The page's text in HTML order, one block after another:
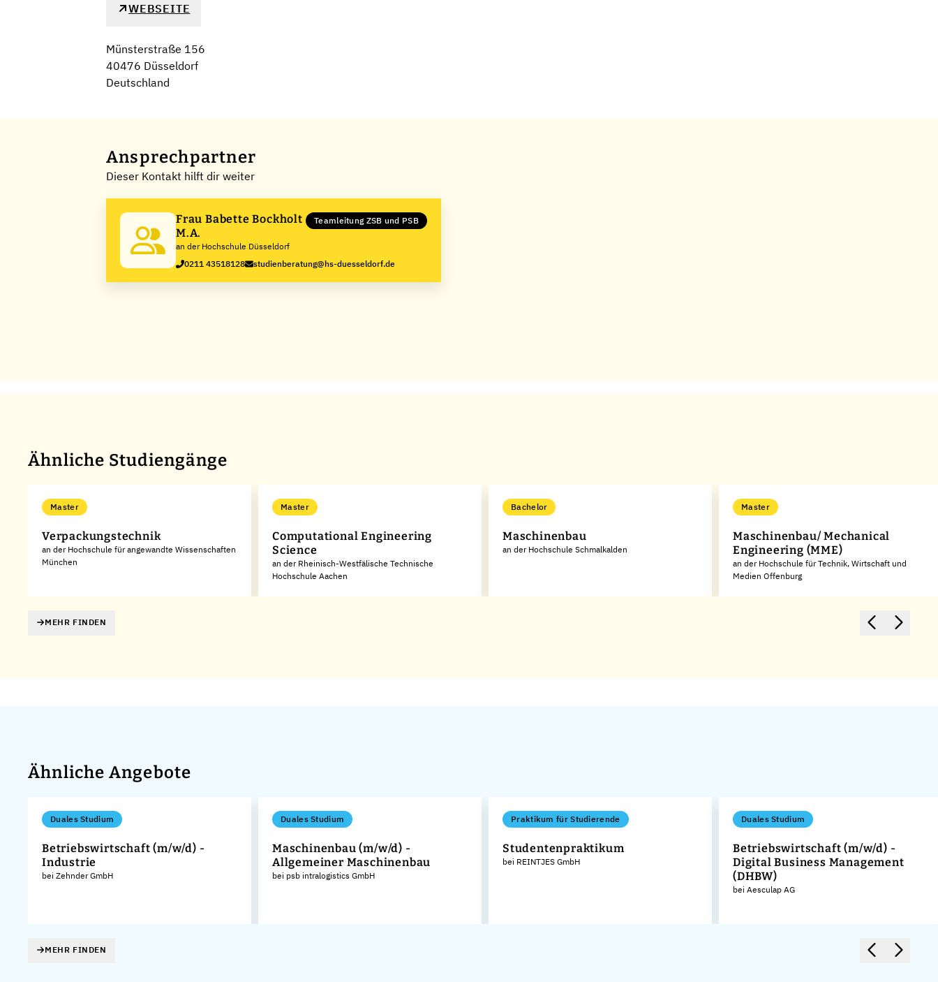
WEBSEITE
Münsterstraße 156
40476 Düsseldorf
Deutschland
Ansprechpartner
Dieser Kontakt hilft dir weiter
Frau Babette Bockholt
M.A.
an der Hochschule Düsseldorf
Teamleitung ZSB und PSB
0211 43518128 studienberatung@hs-duesseldorf.de
Ähnliche Studiengänge
Master
Verpackungstechnik
an der Hochschule für angewandte Wissenschaften
München
Master
Computational Engineering
Science
an der Rheinisch-Westfälische Technische
Hochschule Aachen
Bachelor
Maschinenbau
an der Hochschule Schmalkalden
Master
Maschinenbau/ Mechanical
Engineering (MME)
an der Hochschule für Technik, Wirtschaft und
Medien Offenburg
MEHR FINDEN
Ähnliche Angebote
Duales Studium
Betriebswirtschaft (m/w/d) -
Industrie
bei Zehnder GmbH
Duales Studium
Maschinenbau (m/w/d) -
Allgemeiner Maschinenbau
bei psb intralogistics GmbH
Praktikum für Studierende
Studentenpraktikum
bei REINTJES GmbH
Duales Studium
Betriebswirtschaft (m/w/d) -
Digital Business Management
(DHBW)
bei Aesculap AG
MEHR FINDEN